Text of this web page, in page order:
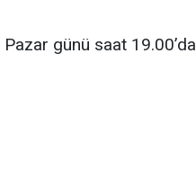
günü saat 19.00’da